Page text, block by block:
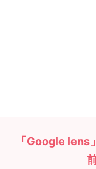
「Google lens